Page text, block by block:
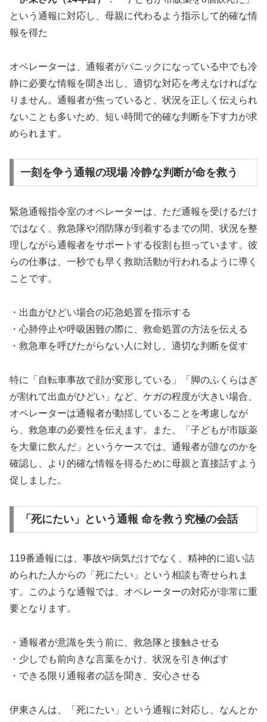
という通報に対応し、母親に代わるよう指示して的確な情
報を得た
オペレーターは、通報者がパニックになっている中でも冷
静に必要な情報を聞き出し、適切な対応を考えなければな
りません。通報者が焦っていると、状況を正しく伝えられ
ないことも多いため、短い時間で的確な判断を下す力が求
められます。
一刻を争う通報の現場 冷静な判断が命を救う
緊急通報指令室のオペレーターは、ただ通報を受けるだけ
ではなく、救急隊や消防隊が到着するまでの間、状況を整
理しながら通報者をサポートする役割も担っています。彼
らの仕事は、一秒でも早く救助活動が行われるように導く
ことです。
・出血がひどい場合の応急処置を指示する
・心肺停止や呼吸困難の際に、救命処置の方法を伝える
・救急車を呼びたがらない人に対し、適切な判断を促す
特に「自転車事故で顔が変形している」「脚のふくらはぎ
が割れて出血がひどい」など、ケガの程度が大きい場合、
オペレーターは通報者が動揺していることを考慮しなが
ら、救急車の必要性を伝えます。また、「子どもが市販薬
を大量に飲んだ」というケースでは、通報者が誰なのかを
確認し、より的確な情報を得るために母親と直接話すよう
促しました。
「死にたい」という通報 命を救う究極の会話
119番通報には、事故や病気だけでなく、精神的に追い詰
められた人からの「死にたい」という相談も寄せられま
す。このような通報では、オペレーターの対応が非常に重
要となります。
・通報者が意識を失う前に、救急隊と接触させる
・少しでも前向きな言葉をかけ、状況を引き伸ばす
・できる限り通報者の話を聞き、安心させる
伊東さんは、「死にたい」という通報に対応し、なんとか